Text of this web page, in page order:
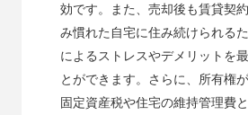
効です。また、売却後も賃貸契
み慣れた自宅に住み続けられる
によるストレスやデメリットを
とができます。さらに、所有権
固定資産税や住宅の維持管理費